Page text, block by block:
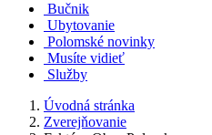
Bučnik
Ubytovanie
Polomské novinky
Musíte vidieť
Služby
Úvodná stránka
Zverejňovanie